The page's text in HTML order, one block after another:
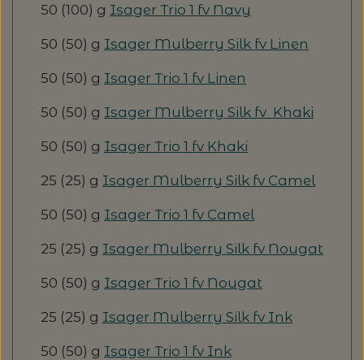
50 (100) g Isager Trio 1 fv Navy
50 (50) g Isager Mulberry Silk fv Linen
50 (50) g Isager Trio 1 fv Linen
50 (50) g Isager Mulberry Silk fv Khaki
50 (50) g Isager Trio 1 fv Khaki
25 (25) g Isager Mulberry Silk fv Camel
50 (50) g Isager Trio 1 fv Camel
25 (25) g Isager Mulberry Silk fv Nougat
50 (50) g Isager Trio 1 fv Nougat
25 (25) g Isager Mulberry Silk fv Ink
50 (50) g Isager Trio 1 fv Ink